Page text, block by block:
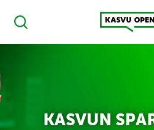
Haku
Kasvu Open
KASVUN